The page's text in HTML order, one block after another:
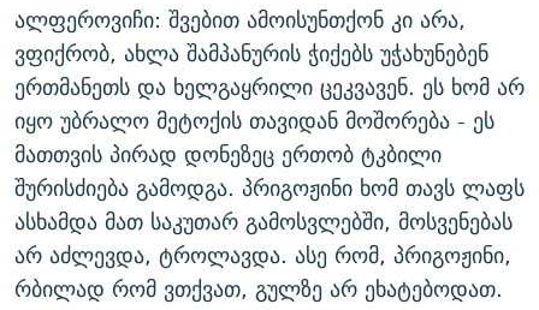
ალფეროვიჩი: შვებით ამოისუნთქონ კი არა,
ვფიქრობ, ახლა შამპანურის ჭიქებს უჭახუნებენ
ერთმანეთს და ხელგაყრილი ცეკვავენ. ეს ხომ არ
იყო უბრალო მეტოქის თავიდან მოშორება - ეს
მათთვის პირად დონეზეც ერთობ ტკბილი
შურისძიება გამოდგა. პრიგოჟინი ხომ თავს ლაფს
ასხამდა მათ საკუთარ გამოსვლებში, მოსვენებას
არ აძლევდა, ტროლავდა. ასე რომ, პრიგოჟინი,
რბილად რომ ვთქვათ, გულზე არ ეხატებოდათ.